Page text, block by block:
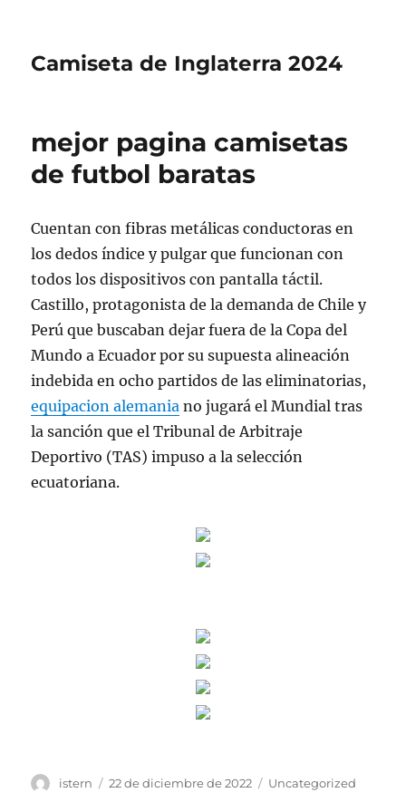
Camiseta de Inglaterra 2024
mejor pagina camisetas
de futbol baratas
Cuentan con fibras metálicas conductoras en
los dedos índice y pulgar que funcionan con
todos los dispositivos con pantalla táctil.
Castillo, protagonista de la demanda de Chile y
Perú que buscaban dejar fuera de la Copa del
Mundo a Ecuador por su supuesta alineación
indebida en ocho partidos de las eliminatorias,
equipacion alemania no jugará el Mundial tras
la sanción que el Tribunal de Arbitraje
Deportivo (TAS) impuso a la selección
ecuatoriana.
Autor
istern
Publicado
22 de diciembre de 2022 Categorías
Uncategorized